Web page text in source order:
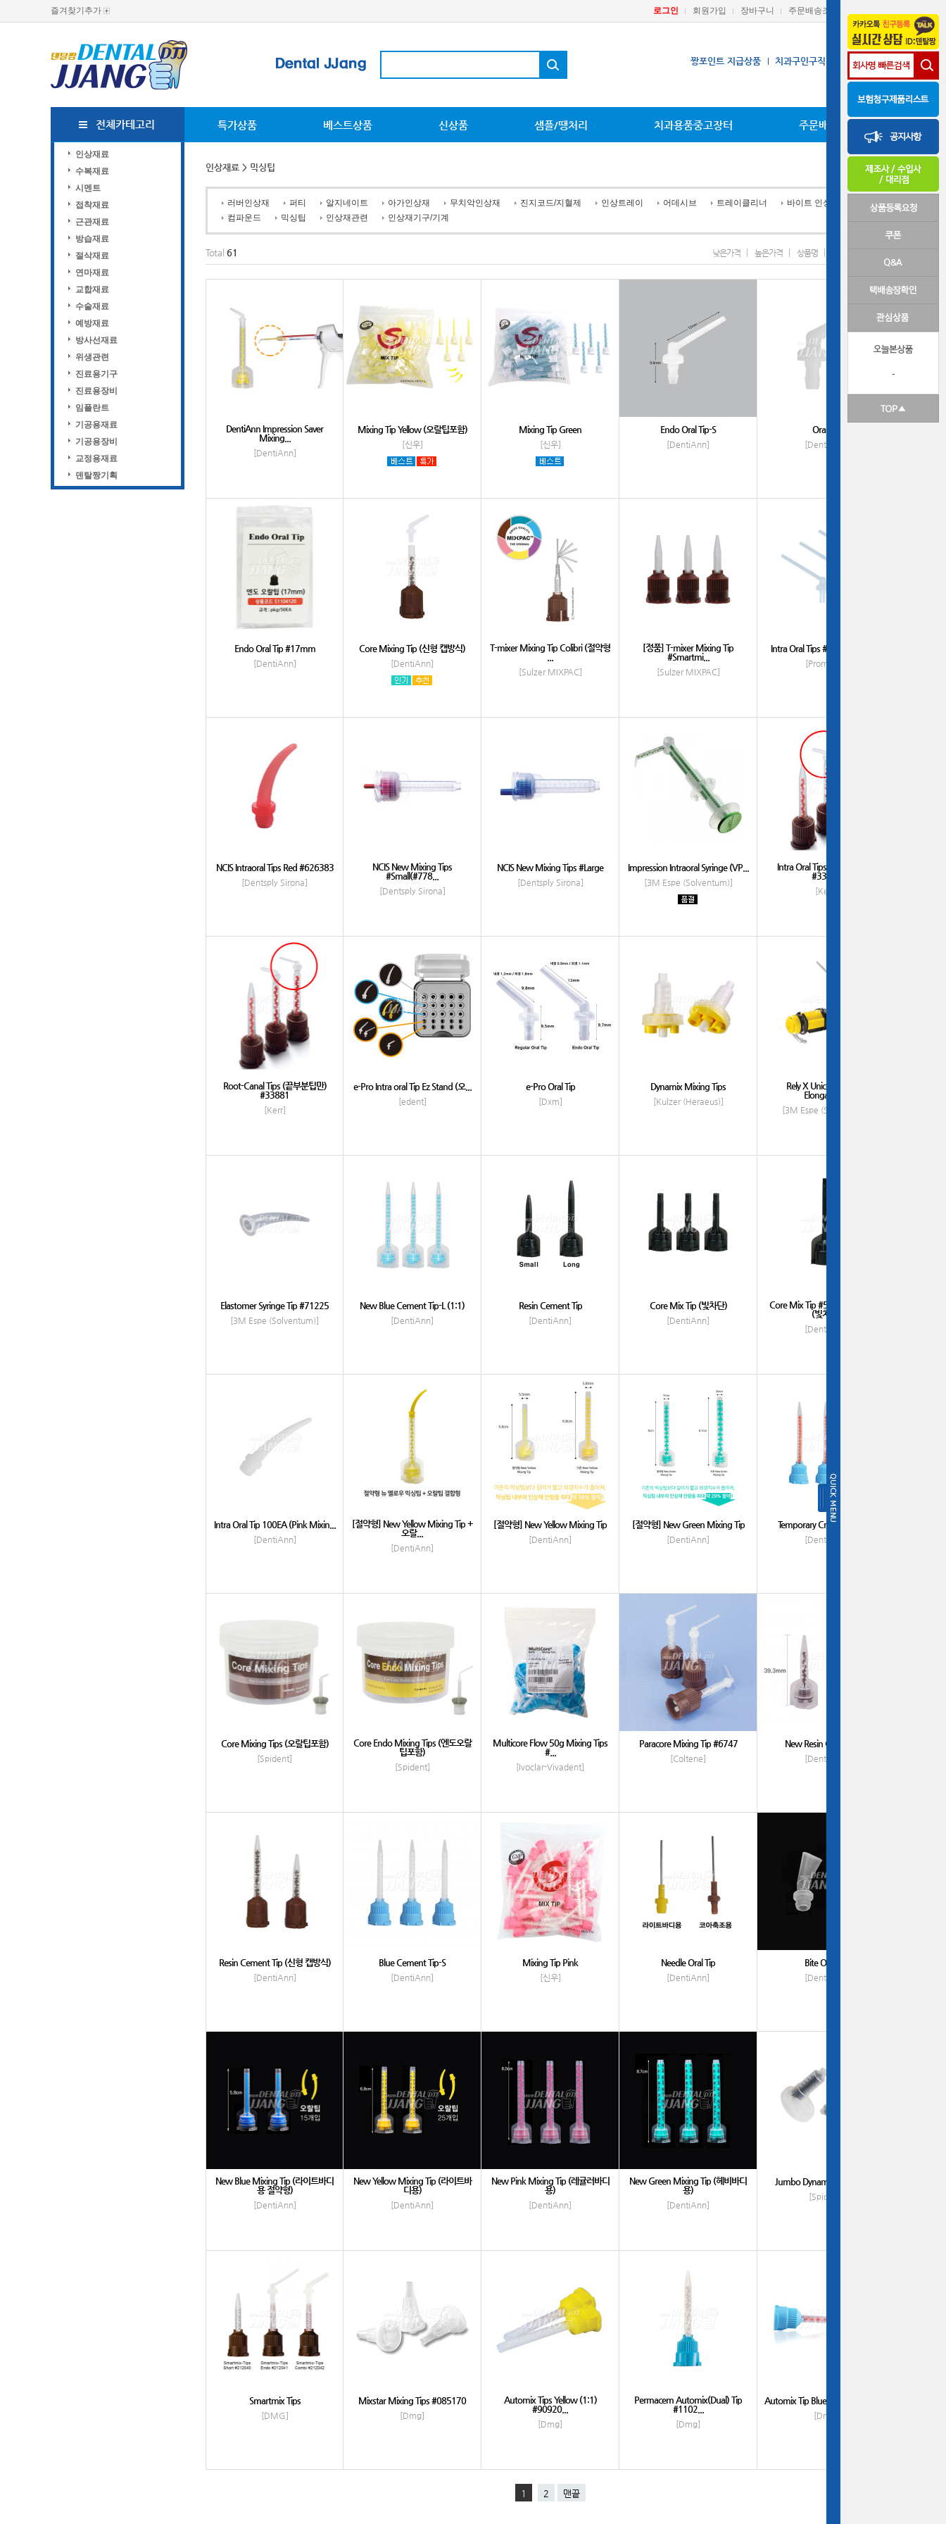
즐겨찾기추가 로그인 회원가입 장바구니 주문배송조회
짱포인트 지급상품 치과구인구직 장비A/S요청
전체카테고리 특가상품 베스트상품 신상품 샘플/땡처리 치과용품중고장터 주문배송조회
-
인상재료
수복재료
시멘트
접착재료
근관재료
방습재료
절삭재료
연마재료
교합재료
수술재료
예방재료
방사선재료
위생관련
진료용기구
진료용장비
임플란트
기공용재료
기공용장비
교정용재료
덴탈짱기획
인상재료 > 믹싱팁
러버인상재 퍼티 알지네이트 아가인상재 무치악인상재 진지코드/지혈제 인상트레이 어데시브 트레이클리너
바이트 인상재
컴파운드
믹싱팁 인상재관련 인상재기구/기계
낮은가격 높은가격 상품명
Total61
DentiAnn Impression Saver
Mixing...
[DentiAnn]
Mixing Tip Yellow (오랄팁포함)
[신우]
Mixing Tip Green
[신우]
Endo Oral Tip-S
[DentiAnn]
Oral Tip
[DentiAnn]
Endo Oral Tip #17mm
[DentiAnn]
Core Mixing Tip (신형 캡방식)
[DentiAnn]
T-mixer Mixing Tip Colibri (절약형
[Sulzer MIXPAC]
[정품] T-mixer Mixing Tip
#Smartmi...
[Sulzer MIXPAC]
Intra Oral Tips # IOT06 (1.4cm)
[Promisee]
NCIS Intraoral Tips Red #626383
[Dentsply Sirona]
NCIS New Mixing Tips
#Small(#778...
[Dentsply Sirona]
NCIS New Mixing Tips #Large
[Dentsply Sirona]
Impression Intraoral Syringe (VP...
[3M Espe (Solventum)]
Intra Oral Tips (끝부분 팁만)
#33880
[Kerr]
Root-Canal Tips (끝부분팁만)
#33881
[Kerr]
e-Pro Intra oral Tip Ez Stand (오...
[edent]
e-Pro Oral Tip
[Dxm]
Dynamix Mixing Tips
[Kulzer (Heraeus)]
Rely X Unicem Aplicap
Elongation...
[3M Espe (Solventum)]
Elastomer Syringe Tip #71225
[3M Espe (Solventum)]
New Blue Cement Tip-L (1:1)
[DentiAnn]
Resin Cement Tip
[DentiAnn]
Core Mix Tip (빛차단)
[DentiAnn]
Core Mix Tip #50ml 카트리지용
(빛차단)
[DentiAnn]
Intra Oral Tip 100EA (Pink Mixin...
[DentiAnn]
[절약형] New Yellow Mixing Tip +
오랄...
[DentiAnn]
[절약형] New Yellow Mixing Tip
[DentiAnn]
[절약형] New Green Mixing Tip
[DentiAnn]
Temporary Crown Tip 10:1
[DentiAnn]
Core Mixing Tips (오랄팁포함)
[Spident]
Core Endo Mixing Tips (엔도오랄
팁포함)
[Spident]
Multicore Flow 50g Mixing Tips
#...
[Ivoclar-Vivadent]
Paracore Mixing Tip #6747
[Coltene]
New Resin Cement Tip
[DentiAnn]
Resin Cement Tip (신형 캡방식)
[DentiAnn]
Blue Cement Tip-S
[DentiAnn]
Mixing Tip Pink
[신우]
Needle Oral Tip
[DentiAnn]
Bite Oral Tip
[DentiAnn]
New Blue Mixing Tip (라이트바디
용 절약형)
[DentiAnn]
New Yellow Mixing Tip (라이트바
디용)
[DentiAnn]
New Pink Mixing Tip (레귤러바디
용)
[DentiAnn]
New Green Mixing Tip (헤비바디
용)
[DentiAnn]
Jumbo Dynamic Mixing Tips
[Spident]
Smartmix Tips
[DMG]
Mixstar Mixing Tips #085170
[Dmg]
Automix Tips Yellow (1:1)
#90920...
[Dmg]
Permacem Automix(Dual) Tip
#1102...
[Dmg]
Automix Tip Blue (10:1) #110409
[Dmg]
1 2 맨끝